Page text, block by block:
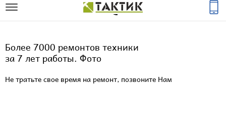
Более 7000 ремонтов техники
за 7 лет работы. Фото
Не тратьте свое время на ремонт, позвоните Нам